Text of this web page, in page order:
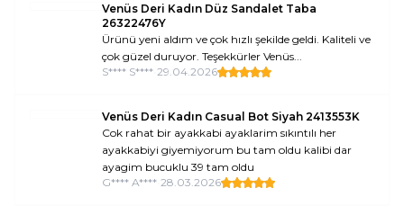
Venüs Deri Kadın Düz Sandalet Taba
26322476Y
Ürünü yeni aldım ve çok hızlı şekilde geldi. Kaliteli ve
çok güzel duruyor. Teşekkürler Venüs...
S**** S**** 29.04.2026
Venüs Deri Kadın Casual Bot Siyah 2413553K
Cok rahat bir ayakkabi ayaklarim sıkıntılı her
ayakkabiyi giyemiyorum bu tam oldu kalibi dar
ayagim bucuklu 39 tam oldu
G**** A**** 28.03.2026